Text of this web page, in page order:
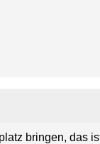
bringen, das